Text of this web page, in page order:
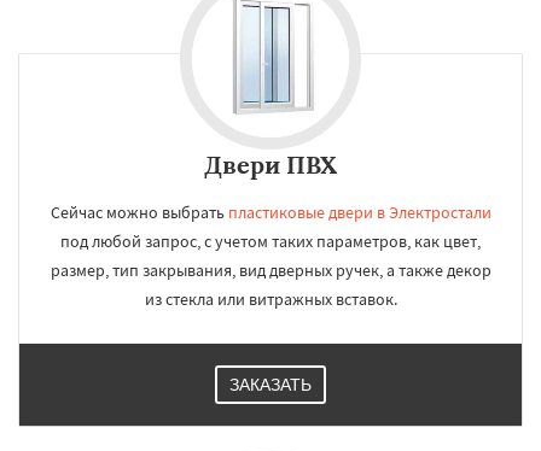
Двери ПВХ
Сейчас можно выбрать пластиковые двери в Электростали
под любой запрос, с учетом таких параметров, как цвет,
размер, тип закрывания, вид дверных ручек, а также декор
из стекла или витражных вставок.
ЗАКАЗАТЬ